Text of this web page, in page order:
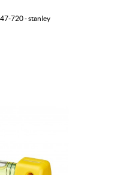
720 - stanley